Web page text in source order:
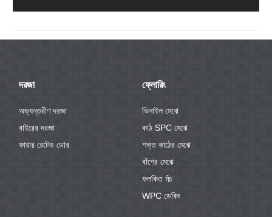
দরজা
অভ্যন্তরীণ দরজা
বাইরের দরজা
ফায়ার রেটেড ডোর
ফ্লোরিং
ভিনাইল মেঝে
কাঠ SPC মেঝে
শক্ত কাঠের মেঝে
বাঁশের মেঝে
ফলকিত মঁচ
WPC ডেকিং